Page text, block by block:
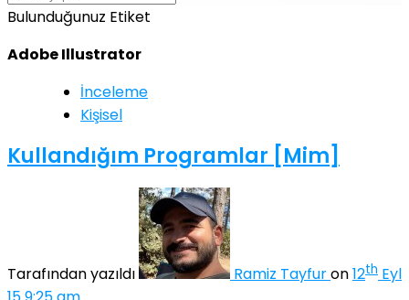
Bulunduğunuz Etiket
Adobe Illustrator
İnceleme
Kişisel
Kullandığım Programlar [Mim]
Tarafından yazıldı Ramiz Tayfuron12th Eyl